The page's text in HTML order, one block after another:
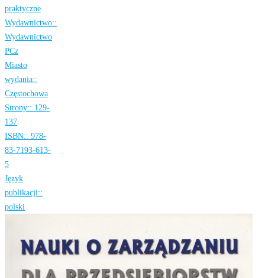
praktyczne
Wydawnictwo::
Wydawnictwo
PCz
Miasto
wydania::
Częstochowa
Strony:: 129-
137
ISBN:: 978-
83-7193-613-
5
Język
publikacji::
polski